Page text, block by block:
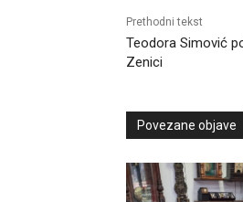
Prethodni tekst
Teodora Simović
Zenici
Povezane objave